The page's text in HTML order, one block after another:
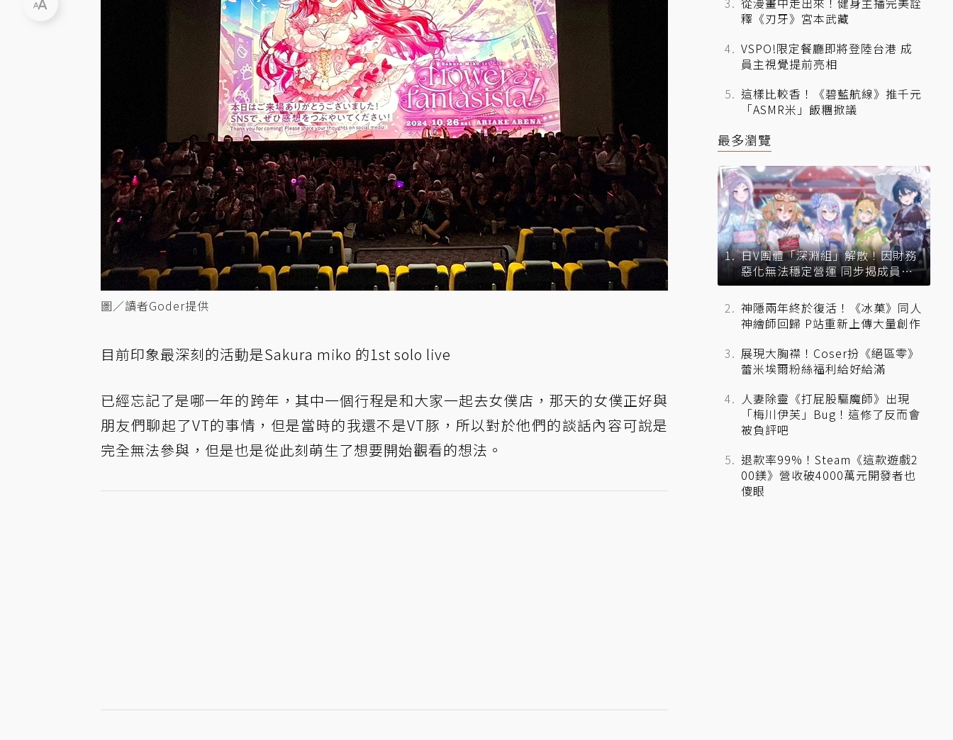
圖／讀者Goder提供
目前印象最深刻的活動是Sakura miko 的1st solo live
已經忘記了是哪一年的跨年，其中一個行程是和大家一起去女僕店，那天的女僕正好與
朋友們聊起了VT的事情，但是當時的我還不是VT豚，所以對於他們的談話內容可說是
完全無法參與，但是也是從此刻萌生了想要開始觀看的想法。
釋《刃牙》宮本武藏
VSPO!限定餐廳即將登陸台港 成
員主視覺提前亮相
這樣比較香！《碧藍航線》推千元
「ASMR米」飯糰掀議
最多瀏覽
日V團體「深淵組」解散！因財務
惡化無法穩定營運 同步揭成員未
來去向
神隱兩年終於復活！《冰菓》同人
神繪師回歸 P站重新上傳大量創作
展現大胸襟！Coser扮《絕區零》
蕾米埃爾粉絲福利給好給滿
人妻除靈《打屁股驅魔師》出現
「梅川伊芙」Bug！這修了反而會
被負評吧
退款率99%！Steam《這款遊戲2
00鎂》營收破4000萬元開發者也
傻眼